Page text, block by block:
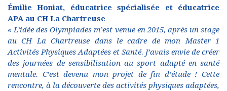
Émilie Honiat, éducatrice spécialisée et éducatrice
APA au CH La Chartreuse
« L’idée des Olympiades m’est venue en 2015, après un stage
au CH La Chartreuse dans le cadre de mon Master 1
Activités Physiques Adaptées et Santé. J’avais envie de créer
des journées de sensibilisation au sport adapté en santé
mentale. C’est devenu mon projet de fin d’étude ! Cette
rencontre, à la découverte des activités physiques adaptées,